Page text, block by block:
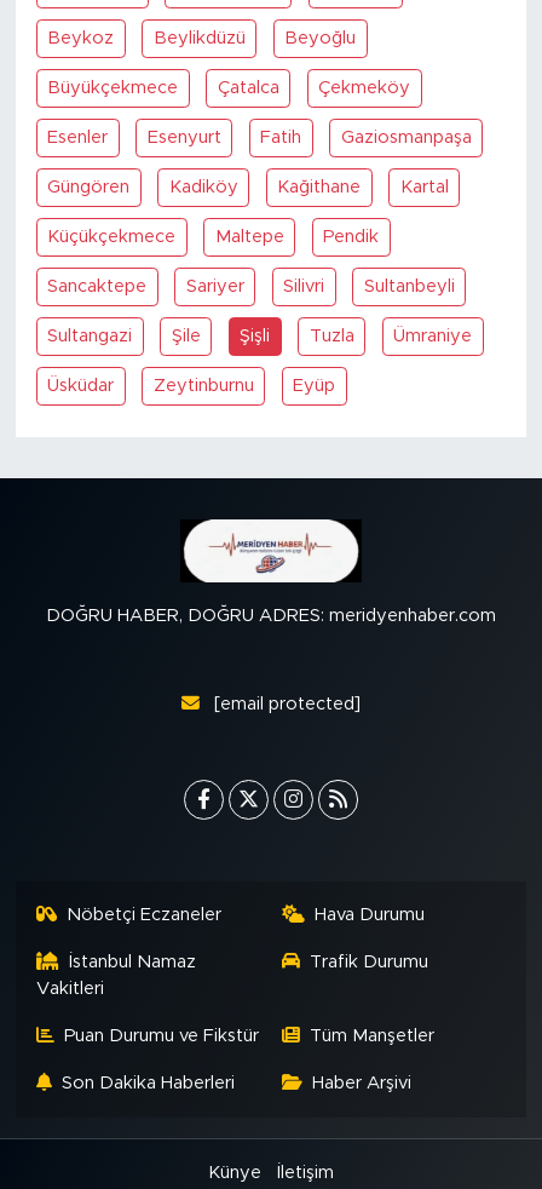
Beykoz Beylikdüzü Beyoğlu
Büyükçekmece Çatalca Çekmeköy
Esenler Esenyurt Fatih Gaziosmanpaşa
Güngören Kadiköy Kağithane Kartal
Küçükçekmece Maltepe Pendik
Sancaktepe Sariyer Silivri Sultanbeyli
Sultangazi Şile Şişli Tuzla Ümraniye
Üsküdar Zeytinburnu Eyüp
DOĞRU HABER, DOĞRU ADRES: meridyenhaber.com
[email protected]
Nöbetçi Eczaneler Hava Durumu
İstanbul Namaz
Vakitleri
Trafik Durumu
Puan Durumu ve Fikstür Tüm Manşetler
Son Dakika Haberleri Haber Arşivi
Künye İletişim